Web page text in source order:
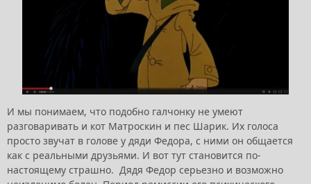
И мы понимаем, что подобно галчонку не умеют
разговаривать и кот Матроскин и пес Шарик. Их голоса
просто звучат в голове у дяди Федора, с ними он общается
как с реальными друзьями. И вот тут становится по-
настоящему страшно. Дядя Федор серьезно и возможно